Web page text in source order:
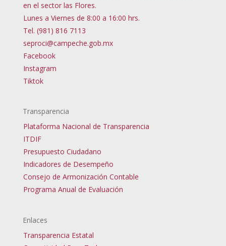
en el sector las Flores.
Lunes a Viernes de 8:00 a 16:00 hrs.
Tel. (981) 816 7113
seproci@campeche.gob.mx
Facebook
Instagram
Tiktok
Transparencia
Plataforma Nacional de Transparencia
ITDIF
Presupuesto Ciudadano
Indicadores de Desempeño
Consejo de Armonización Contable
Programa Anual de Evaluación
Enlaces
Transparencia Estatal